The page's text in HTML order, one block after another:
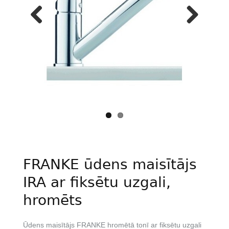
FRANKE ūdens maisītājs
IRA ar fiksētu uzgali,
hromēts
Ūdens maisītājs FRANKE hromētā tonī ar fiksētu uzgali